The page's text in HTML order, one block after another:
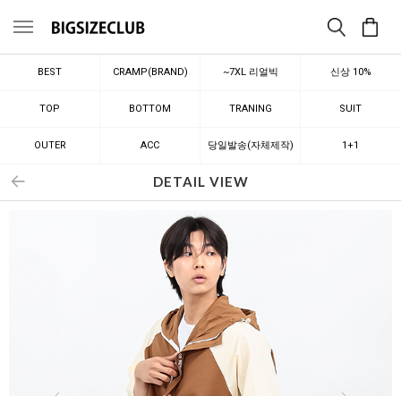
메뉴
BEST CRAMP(BRAND) ~7XL 리얼빅 신상 10%
TOP BOTTOM TRANING SUIT
OUTER ACC 당일발송(자체제작) 1+1
DETAIL VIEW